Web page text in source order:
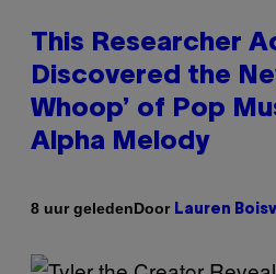
This Researcher
Discovered the
Whoop’ of Pop
Alpha Melody
8 uur geledenDoor Lauren